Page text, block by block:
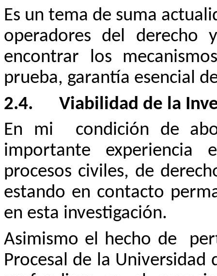
Es un tema de suma
operadores del derecho
encontrar los
prueba, garantía esencial
2.4.
Viabilidad de la
En mi
condición de
importante experiencia
procesos civiles, de
estando en contacto
en esta investigación.
Asimismo el hecho de
Procesal de la Universidad